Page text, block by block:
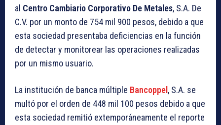
al Centro Cambiario Corporativo De Metales, S.A. De
C.V. por un monto de 754 mil 900 pesos, debido a que
esta sociedad presentaba deficiencias en la función
de detectar y monitorear las operaciones realizadas
por un mismo usuario.
La institución de banca múltiple Bancoppel, S.A. se
multó por el orden de 448 mil 100 pesos debido a que
esta sociedad remitió extemporáneamente el reporte